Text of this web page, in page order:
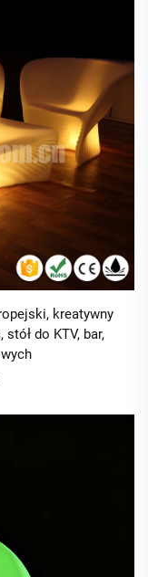
kreatywny
do KTV, bar,